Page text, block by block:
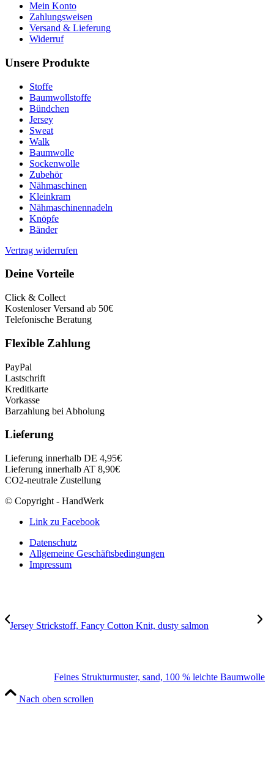
Mein Konto
Zahlungsweisen
Versand & Lieferung
Widerruf
Unsere Produkte
Stoffe
Baumwollstoffe
Bündchen
Jersey
Sweat
Walk
Baumwolle
Sockenwolle
Zubehör
Nähmaschinen
Kleinkram
Nähmaschinennadeln
Knöpfe
Bänder
Vertrag widerrufen
Deine Vorteile
Click & Collect
Kostenloser Versand ab 50€
Telefonische Beratung
Flexible Zahlung
PayPal
Lastschrift
Kreditkarte
Vorkasse
Barzahlung bei Abholung
Lieferung
Lieferung innerhalb DE 4,95€
Lieferung innerhalb AT 8,90€
CO2-neutrale Zustellung
© Copyright - HandWerk
Link zu Facebook
Datenschutz
Allgemeine Geschäftsbedingungen
Impressum
Jersey Strickstoff, Fancy Cotton Knit, dusty salmon
Feines Strukturmuster, sand, 100 % leichte Baumwolle
Nach oben scrollen